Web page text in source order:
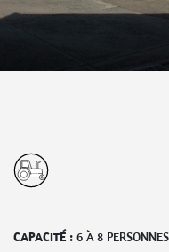
CAPACITÉ : 6 À8 PERSONNES